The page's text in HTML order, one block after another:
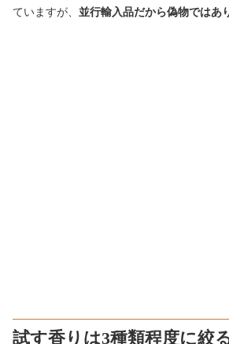
ていますが、 並行輸入品だから偽物ではあ
試す香りは3種類程度に絞